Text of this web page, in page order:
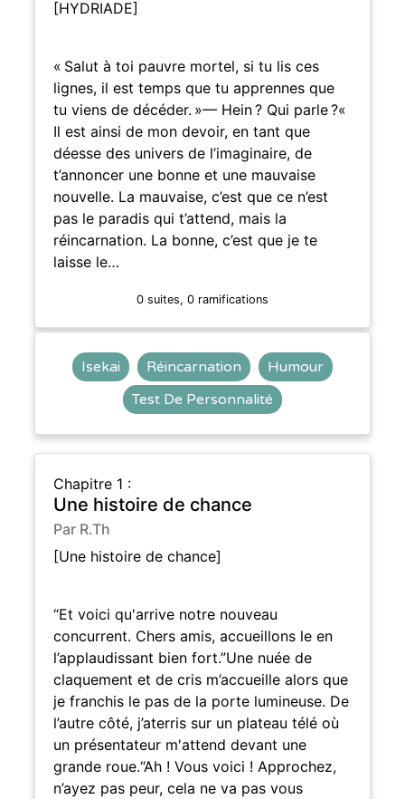
[HYDRIADE]
« Salut à toi pauvre mortel, si tu lis ces
lignes, il est temps que tu apprennes que
tu viens de décéder. »— Hein ? Qui parle ?«
Il est ainsi de mon devoir, en tant que
déesse des univers de l’imaginaire, de
t’annoncer une bonne et une mauvaise
nouvelle. La mauvaise, c’est que ce n’est
pas le paradis qui t’attend, mais la
réincarnation. La bonne, c’est que je te
laisse le…
0 suites, 0 ramifications
Isekai Réincarnation
Humour
Test De Personnalité
Chapitre 1 :
Une histoire de chance
Par R.Th
[Une histoire de chance]
“Et voici qu'arrive notre nouveau
concurrent. Chers amis, accueillons le en
l’applaudissant bien fort.”Une nuée de
claquement et de cris m’accueille alors que
je franchis le pas de la porte lumineuse. De
l’autre côté, j’aterris sur un plateau télé où
un présentateur m'attend devant une
grande roue.“Ah ! Vous voici ! Approchez,
n’ayez pas peur, cela ne va pas vous